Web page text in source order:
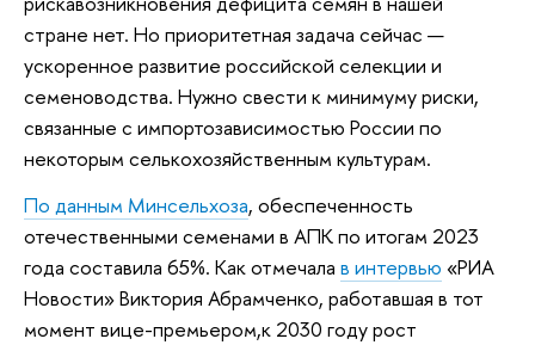
стране нет. Но приоритетная задача сейчас —
ускоренное развитие российской селекции и
семеноводства. Нужно свести к минимуму риски,
связанные с импортозависимостью России по
некоторым селькохозяйственным культурам.
По данным Минсельхоза, обеспеченность
отечественными семенами в АПК по итогам 2023
года составила 65%. Как отмечала в интервью «РИА
Новости» Виктория Абрамченко, работавшая в тот
момент вице-премьером,к 2030 году рост